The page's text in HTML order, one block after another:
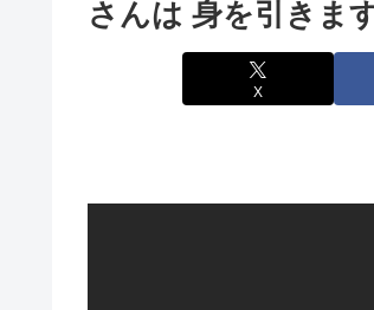
さんは 身を引き
X